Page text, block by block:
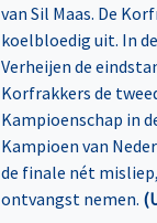
van Sil Maas. De
koelbloedig uit. In
Verheijen de
Korfrakkers de
Kampioenschap in
Kampioen van
de finale nét
ontvangst nemen.